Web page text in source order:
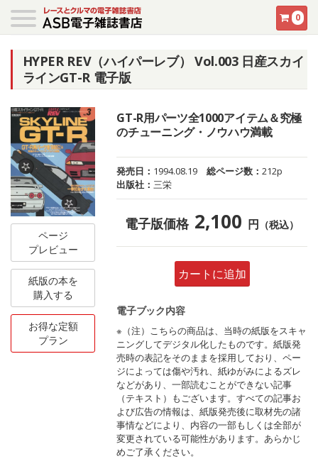
0
HYPER REV（ハイパーレブ） Vol.003 日産スカイ
ラインGT-R 電子版
ページ
プレビュー
紙版の本を
購入する
お得な定額
プラン
GT-R用パーツ全1000アイテム＆究極
のチューニング・ノウハウ満載
発売日： 1994.08.19 総ページ数：212p
出版社：三栄
電子版価格 2,100 円 （税込）
カートに追加
電子ブック内容
※（注）こちらの商品は、当時の紙版をスキャ
ニングしてデジタル化したものです。紙版発
売時の表記をそのままを採用しており、ペー
ジによっては傷や汚れ、紙ゆがみによるズレ
などがあり、一部読むことができない記事
（テキスト）もございます。すべての記事お
よび広告の情報は、紙版発売後に取材先の諸
事情などにより、内容の一部もしくは全部が
変更されている可能性があります。あらかじ
めご了承ください。